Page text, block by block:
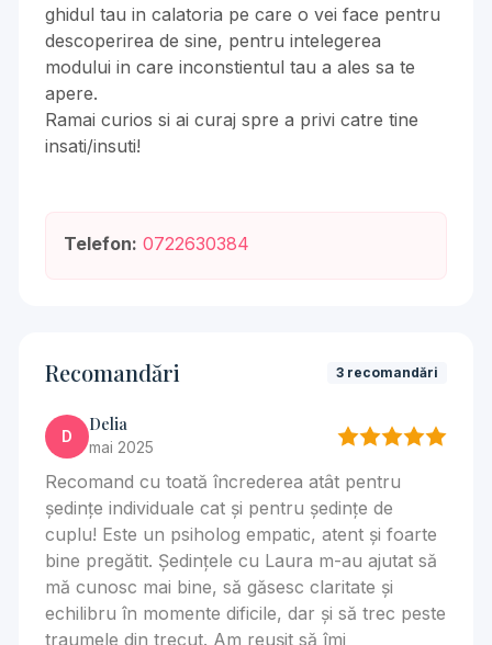
ghidul tau in calatoria pe care o vei face pentru
descoperirea de sine, pentru intelegerea
modului in care inconstientul tau a ales sa te
apere.
Ramai curios si ai curaj spre a privi catre tine
insati/insuti!
Telefon: 0722630384
Recomandări 3 recomandări
D
Delia
mai 2025
Recomand cu toată încrederea atât pentru
ședințe individuale cat și pentru ședințe de
cuplu! Este un psiholog empatic, atent și foarte
bine pregătit. Ședințele cu Laura m-au ajutat să
mă cunosc mai bine, să găsesc claritate și
echilibru în momente dificile, dar și să trec peste
traumele din trecut. Am reușit să îmi